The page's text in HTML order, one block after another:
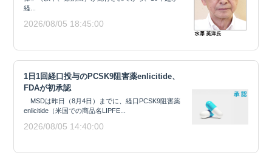
経...
2026/08/05 18:45:00
1日1回経口投与のPCSK9阻害薬enlicitide、
FDAが初承認
MSDは昨日（8月4日）までに、経口PCSK9阻害薬
enlicitide（米国での商品名LIPFE...
2026/08/05 14:40:00